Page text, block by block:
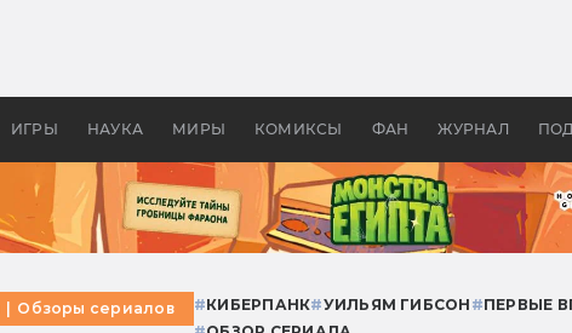
ИГРЫ НАУКА МИРЫ КОМИКСЫ ФАН ЖУРНАЛ
бы «Властелина колец»
Древней
Обзоры сериалов #КИБЕРПАНК#УИЛЬЯМ ГИБСОН #ПЕРВЫЕ